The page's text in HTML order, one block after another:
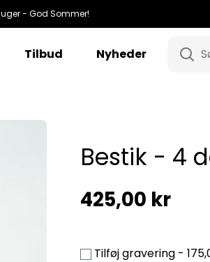
- God Sommer!
Tilbud Nyheder
Bestik - 4
425,00 kr
Tilføj gravering -